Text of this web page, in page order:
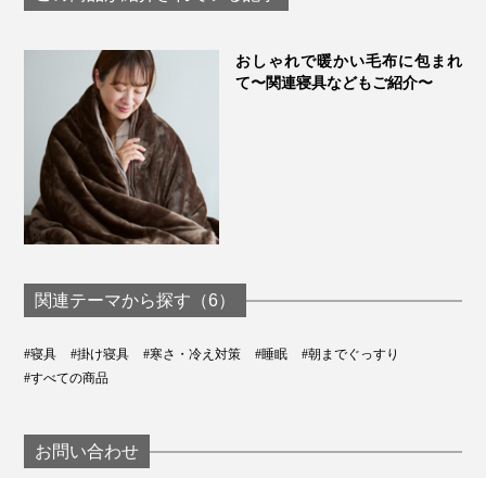
LOOM&SPOOL
おしゃれで暖かい毛布に包まれ
て〜関連寝具などもご紹介〜
関連テーマから探す（6）
#寝具 #掛け寝具 #寒さ・冷え対策 #睡眠
#朝までぐっすり
#すべての商品
お問い合わせ